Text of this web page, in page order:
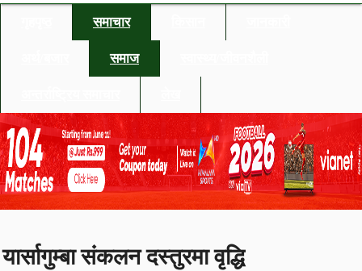
समाचार
समाज
यार्सागुम्बा संकलन दस्तुरमा वृद्धि